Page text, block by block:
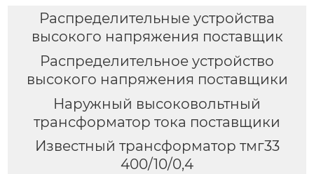
Распределительные устройства
высокого напряжения поставщик
Распределительное устройство
высокого напряжения поставщики
Наружный высоковольтный
трансформатор тока поставщики
Известный трансформатор тмг33
400/10/0,4